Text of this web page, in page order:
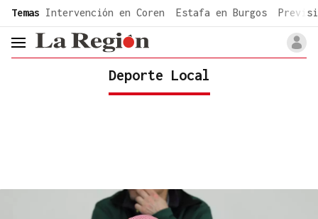
common.go-to-content
Temas Intervención en Coren Estafa en Burgos
header.menu.open
Deporte Local